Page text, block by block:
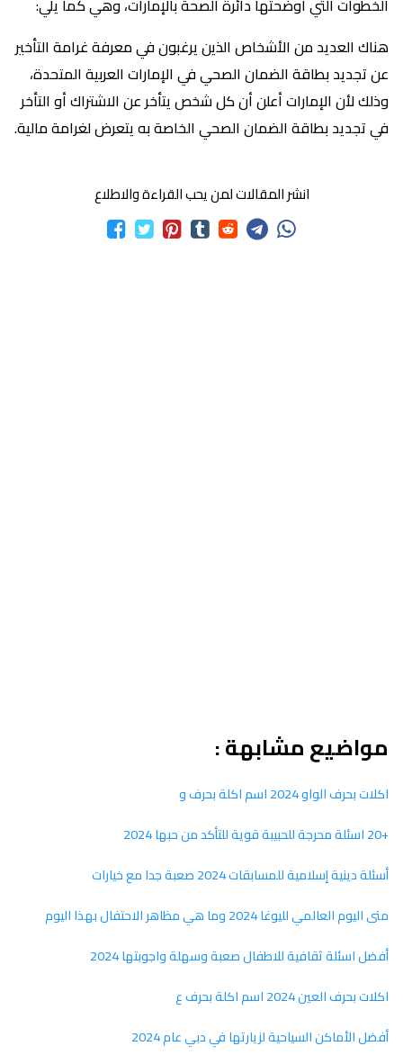
الخطوات التي أوضحتها دائرة الصحة بالإمارات، وهي كما يلي:
هناك العديد من الأشخاص الذين يرغبون في معرفة غرامة التأخير
عن تجديد بطاقة الضمان الصحي في الإمارات العربية المتحدة،
وذلك لأن الإمارات أعلن أن كل شخص يتأخر عن الاشتراك أو التأخر
في تجديد بطاقة الضمان الصحي الخاصة به يتعرض لغرامة مالية.
انشر المقالات لمن يحب القراءة والاطلاع
مواضيع مشابهة :
اكلات بحرف الواو 2024 اسم اكلة بحرف و
+20 اسئلة محرجة للحبيبة قوية للتأكد من حبها 2024
أسئلة دينية إسلامية للمسابقات 2024 صعبة جدا مع خيارات
متى اليوم العالمي لليوغا 2024 وما هي مظاهر الاحتفال بهذا اليوم
أفضل اسئلة ثقافية للاطفال صعبة وسهلة واجوبتها 2024
اكلات بحرف العين 2024 اسم اكلة بحرف ع
أفضل الأماكن السياحية لزيارتها في دبي عام 2024